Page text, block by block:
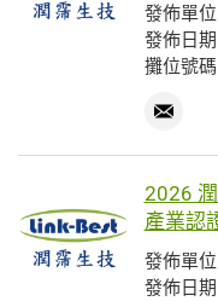
發佈單
發佈日
攤位號
2026
產業認
發佈單
發佈日